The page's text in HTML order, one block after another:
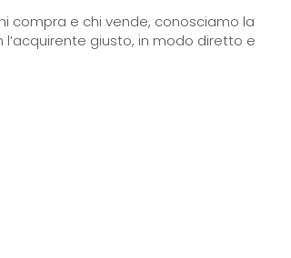
compra e chi vende, conosciamo la
giusto, in modo diretto e